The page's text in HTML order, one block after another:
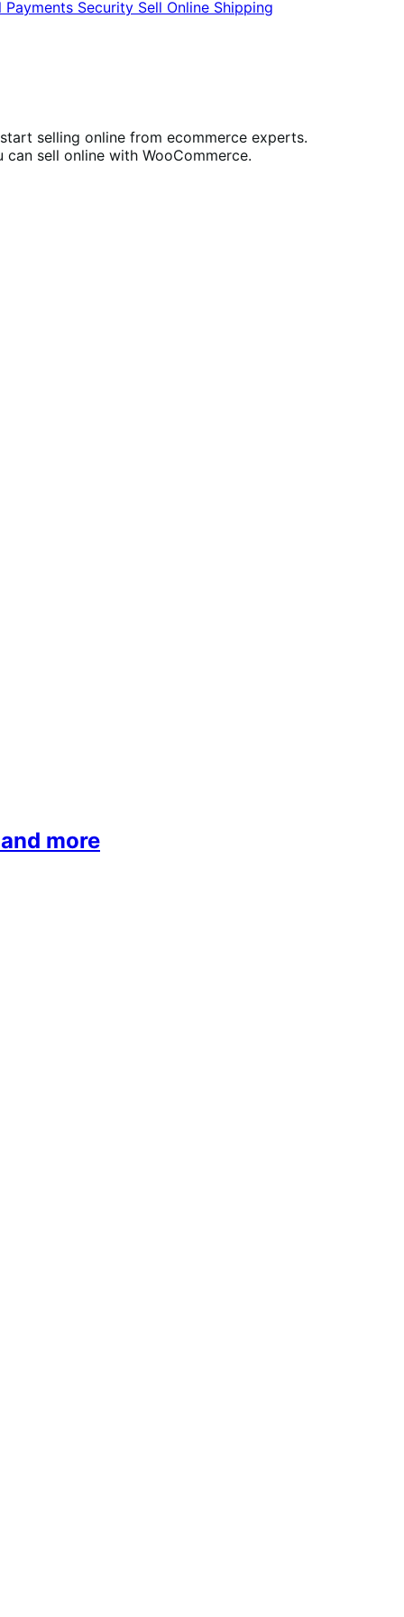
Payments Security Sell Online Shipping
selling online from ecommerce experts.
sell online with WooCommerce.
more